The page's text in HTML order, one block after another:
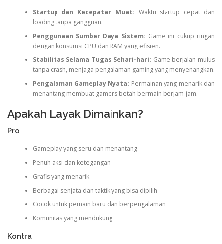
Startup dan Kecepatan Muat: Waktu startup cepat dan
loading tanpa gangguan.
Penggunaan Sumber Daya Sistem: Game ini cukup ringan
dengan konsumsi CPU dan RAM yang efisien.
Stabilitas Selama Tugas Sehari-hari: Game berjalan mulus
tanpa crash, menjaga pengalaman gaming yang menyenangkan.
Pengalaman Gameplay Nyata: Permainan yang menarik dan
menantang membuat gamers betah bermain berjam-jam.
Apakah Layak Dimainkan?
Pro
Gameplay yang seru dan menantang
Penuh aksi dan ketegangan
Grafis yang menarik
Berbagai senjata dan taktik yang bisa dipilih
Cocok untuk pemain baru dan berpengalaman
Komunitas yang mendukung
Kontra